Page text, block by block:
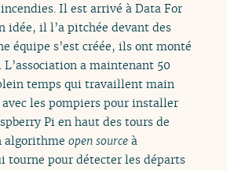
Il est arrivé à Data For
idée, il l’a pitchée devant des
équipe s’est créée, ils ont monté
a maintenant 50
temps qui travaillent main
les pompiers pour installer
Pi en haut des tours de
algorithmeopen source à
tourne pour détecter les départs